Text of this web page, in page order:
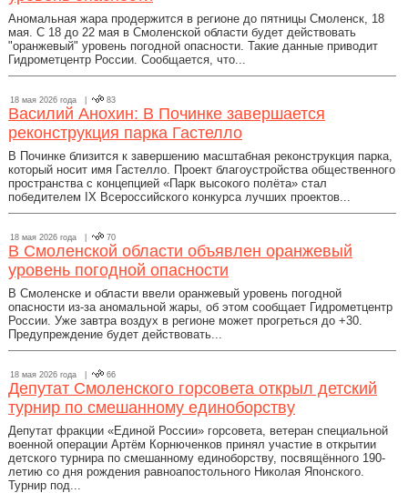
Аномальная жара продержится в регионе до пятницы Смоленск, 18
мая. С 18 до 22 мая в Смоленской области будет действовать
"оранжевый" уровень погодной опасности. Такие данные приводит
Гидрометцентр России. Сообщается, что...
18 мая 2026 года | 83
Василий Анохин: В Починке завершается
реконструкция парка Гастелло
В Починке близится к завершению масштабная реконструкция парка,
который носит имя Гастелло. Проект благоустройства общественного
пространства с концепцией «Парк высокого полёта» стал
победителем IX Всероссийского конкурса лучших проектов...
18 мая 2026 года | 70
В Смоленской области объявлен оранжевый
уровень погодной опасности
В Смоленске и области ввели оранжевый уровень погодной
опасности из-за аномальной жары, об этом сообщает Гидрометцентр
России. Уже завтра воздух в регионе может прогреться до +30.
Предупреждение будет действовать...
18 мая 2026 года | 66
Депутат Смоленского горсовета открыл детский
турнир по смешанному единоборству
Депутат фракции «Единой России» горсовета, ветеран специальной
военной операции Артём Корнюченков принял участие в открытии
детского турнира по смешанному единоборству, посвящённого 190-
летию со дня рождения равноапостольного Николая Японского.
Турнир под...